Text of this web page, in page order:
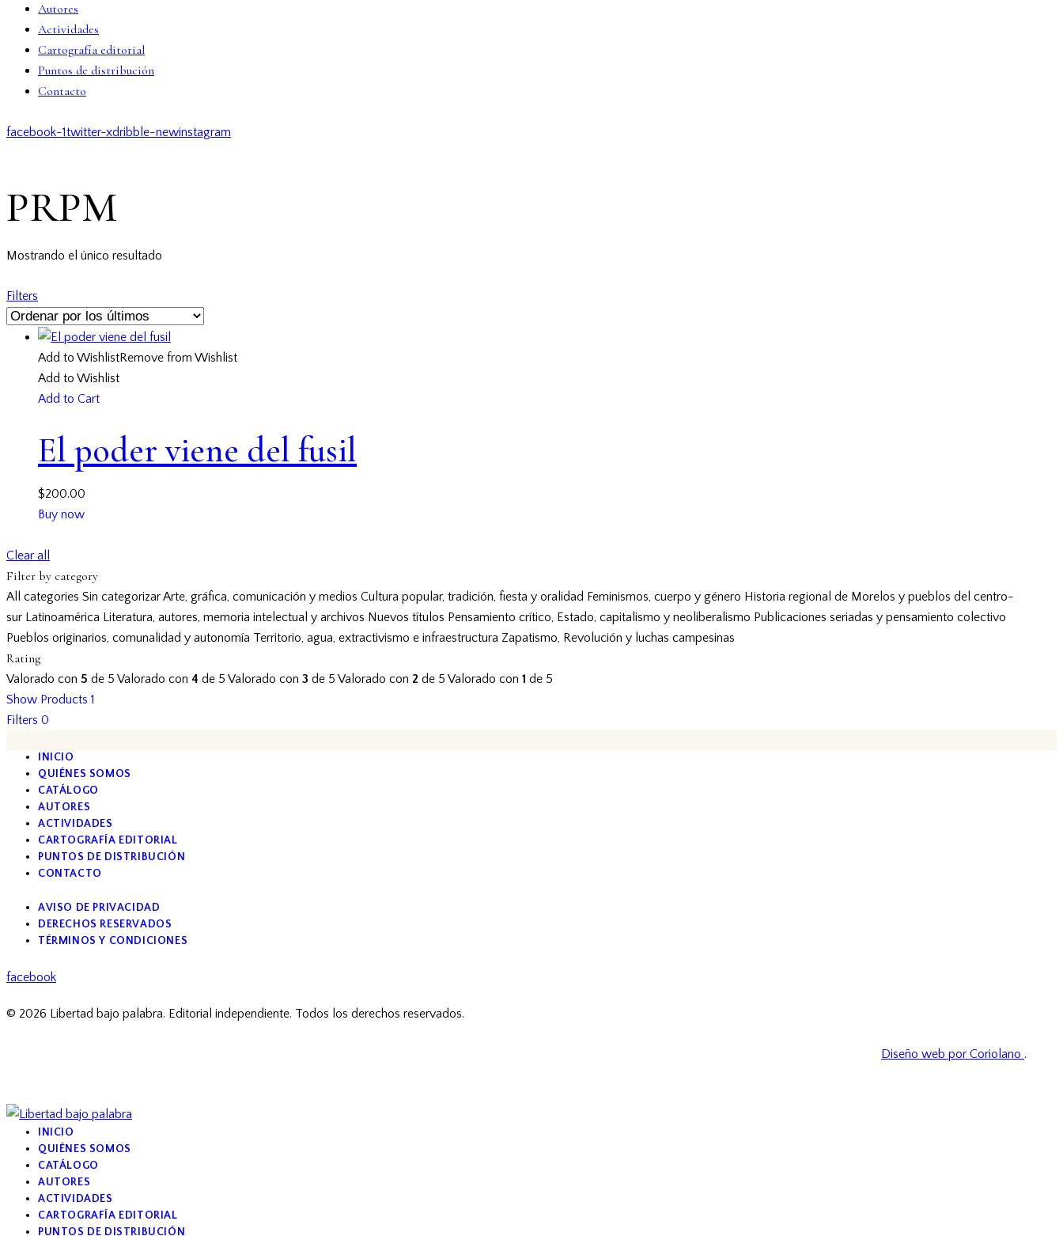
Autores
Actividades
Cartografía editorial
Puntos de distribución
Contacto
facebook-1twitter-xdribble-newinstagram
PRPM
Mostrando el único resultado
Filters
Add to WishlistRemove from Wishlist
Add to Wishlist
Add to Cart
El poder viene del fusil
$200.00
Buy now
Clear all
Filter by category
All categories Sin categorizarArte, gráfica, comunicación y medios Cultura popular, tradición, fiesta y oralidad Feminismos, cuerpo y género Historia regional de Morelos y pueblos del centro-
sur Latinoamérica Literatura, autores, memoria intelectual y archivos Nuevos títulos Pensamiento crítico, Estado, capitalismo y neoliberalismo Publicaciones seriadas y pensamiento colectivo
Pueblos originarios, comunalidad y autonomía Territorio, agua, extractivismo e infraestructura Zapatismo, Revolución y luchas campesinas
Rating
Valorado con 5 de 5 Valorado con 4 de 5 Valorado con 3 de 5 Valorado con 2 de 5 Valorado con 1 de 5
Show Products 1
Filters 0
INICIO
QUIÉNES SOMOS
CATÁLOGO
AUTORES
ACTIVIDADES
CARTOGRAFÍA EDITORIAL
PUNTOS DE DISTRIBUCIÓN
CONTACTO
AVISO DE PRIVACIDAD
DERECHOS RESERVADOS
TÉRMINOS Y CONDICIONES
facebook
© 2026 Libertad bajo palabra. Editorial independiente. Todos los derechos reservados.
Diseño web por Coriolano .
INICIO
QUIÉNES SOMOS
CATÁLOGO
AUTORES
ACTIVIDADES
CARTOGRAFÍA EDITORIAL
PUNTOS DE DISTRIBUCIÓN